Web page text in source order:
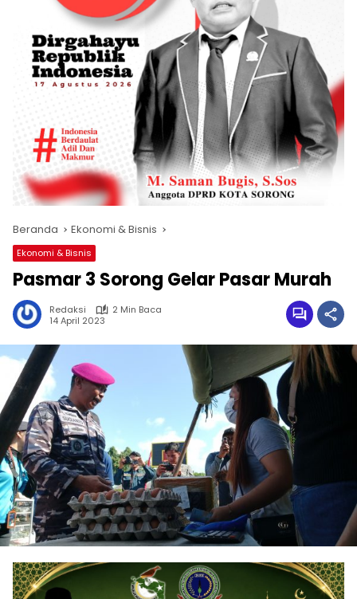
Beranda Ekonomi & Bisnis
Ekonomi & Bisnis
Pasmar 3 Sorong Gelar Pasar Murah
Redaksi
2 Min Baca
14 April 2023